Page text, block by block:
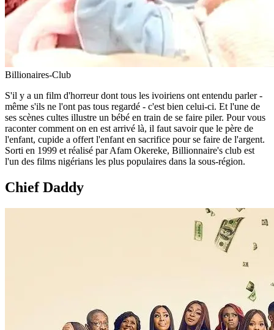
Billionaires-Club
S'il y a un film d'horreur dont tous les ivoiriens ont entendu parler -
même s'ils ne l'ont pas tous regardé - c'est bien celui-ci. Et l'une de
ses scènes cultes illustre un bébé en train de se faire piler. Pour vous
raconter comment on en est arrivé là, il faut savoir que le père de
l'enfant, cupide a offert l'enfant en sacrifice pour se faire de l'argent.
Sorti en 1999 et réalisé par Afam Okereke, Billionnaire's club est
l'un des films nigérians les plus populaires dans la sous-région.
Chief Daddy